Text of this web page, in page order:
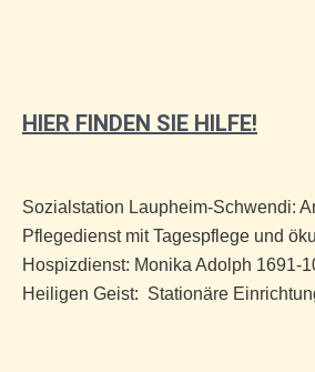
HIER FINDEN SIE HILFE!
Sozialstation Laupheim-Schwendi:
Pflegedienst mit Tagespflege und
Hospizdienst: Monika Adolph 1691-
Heiligen Geist: Stationäre